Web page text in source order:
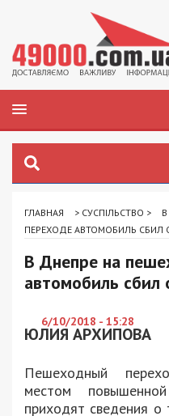
ГЛАВНАЯ > СУСПІЛЬСТВО >
ПЕРЕХОДЕ АВТОМОБИЛЬ СБИЛ
В Днепре на
автомобиль сбил
6/10/2018 - 15:28
ЮЛИЯ АРХИПОВА
Пешеходный
местом
приходят сведения